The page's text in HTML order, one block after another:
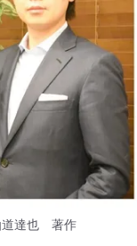
道達也 著作